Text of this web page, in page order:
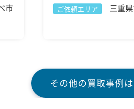
市
ご依頼エリア 三重
その他の買取事例